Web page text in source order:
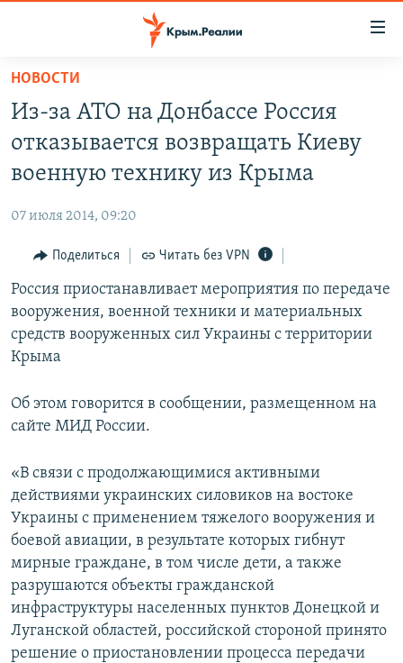
Вернуться
основному
содержанию
главной
Вернутся
поиску
11 ЛЕТ ОККУПАЦИИ КРЫМА. 11 ИСТОРИЙ СОПРОТИВЛЕНИЯ
ЕЩЕ
ИНТЕРАКТИВ
ИНФОГРАФИКА
ТЕЛЕПРОЕКТ КРЫМ.РЕАЛИИ
СОВЕТЫ ПРАВОЗАЩИТНИКОВ
ПОБЕДИТЕЛЕЙ НЕ СУДЯТ?
УКРАИНСКАЯ ПРОБЛЕМА КРЫМА
РАДІО СВОБОДА
КАК ОБОЙТИ БЛОКИРОВКУ
Українською
Qırımtatar
ПРИСОЕДИНЯЙТЕСЬ!
Все сайты RFE/RL
НОВОСТИ
Из-за АТО на Донбассе Россия
отказывается возвращать Киеву
военную технику из Крыма
07 июля 2014, 09:20
Поделиться Читать без VPN
Россия приостанавливает мероприятия по передаче
вооружения, военной техники и материальных
средств вооруженных сил Украины с территории
Крыма
Об этом говорится в сообщении, размещенном на
сайте МИД России.
«В связи с продолжающимися активными
действиями украинских силовиков на востоке
Украины с применением тяжелого вооружения и
боевой авиации, в результате которых гибнут
мирные граждане, в том числе дети, а также
разрушаются объекты гражданской
инфраструктуры населенных пунктов Донецкой и
Луганской областей, российской стороной принято
решение о приостановлении процесса передачи